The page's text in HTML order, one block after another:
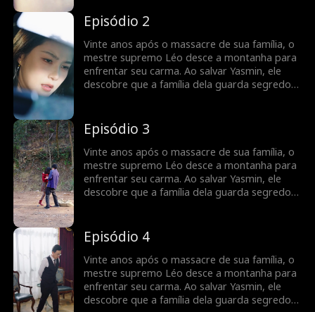
Episódio 2
Vinte anos após o massacre de sua família, o
mestre supremo Léo desce a montanha para
enfrentar seu carma. Ao salvar Yasmin, ele
descobre que a família dela guarda segredos
Episódio 3
Vinte anos após o massacre de sua família, o
mestre supremo Léo desce a montanha para
enfrentar seu carma. Ao salvar Yasmin, ele
descobre que a família dela guarda segredos
Episódio 4
Vinte anos após o massacre de sua família, o
mestre supremo Léo desce a montanha para
enfrentar seu carma. Ao salvar Yasmin, ele
descobre que a família dela guarda segredos